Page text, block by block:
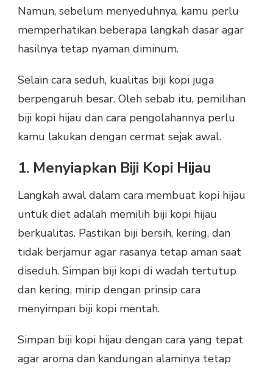
Namun, sebelum menyeduhnya, kamu perlu
memperhatikan beberapa langkah dasar agar
hasilnya tetap nyaman diminum.
Selain cara seduh, kualitas biji kopi juga
berpengaruh besar. Oleh sebab itu, pemilihan
biji kopi hijau dan cara pengolahannya perlu
kamu lakukan dengan cermat sejak awal.
1. Menyiapkan Biji Kopi Hijau
Langkah awal dalam cara membuat kopi hijau
untuk diet adalah memilih biji kopi hijau
berkualitas. Pastikan biji bersih, kering, dan
tidak berjamur agar rasanya tetap aman saat
diseduh. Simpan biji kopi di wadah tertutup
dan kering, mirip dengan prinsip cara
menyimpan biji kopi mentah.
Simpan biji kopi hijau dengan cara yang tepat
agar aroma dan kandungan alaminya tetap